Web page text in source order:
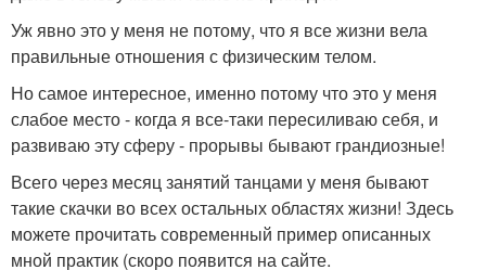
Уж явно это у меня не потому, что я все жизни вела
правильные отношения с физическим телом.
Но самое интересное, именно потому что это у меня
слабое место - когда я все-таки пересиливаю себя, и
развиваю эту сферу - прорывы бывают грандиозные!
Всего через месяц занятий танцами у меня бывают
такие скачки во всех остальных областях жизни! Здесь
можете прочитать современный пример описанных
мной практик (скоро появится на сайте.